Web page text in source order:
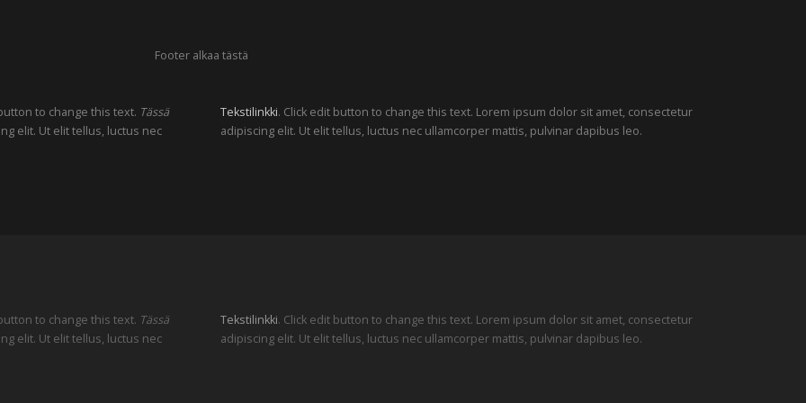
Footer alkaa tästä
to change this text. Tässä
elit. Ut elit tellus, luctus nec
Tekstilinkki. Click edit button to change this text. Lorem ipsum dolor sit amet, consectetur
adipiscing elit. Ut elit tellus, luctus nec ullamcorper mattis, pulvinar dapibus leo.
to change this text. Tässä
elit. Ut elit tellus, luctus nec
Tekstilinkki. Click edit button to change this text. Lorem ipsum dolor sit amet, consectetur
adipiscing elit. Ut elit tellus, luctus nec ullamcorper mattis, pulvinar dapibus leo.